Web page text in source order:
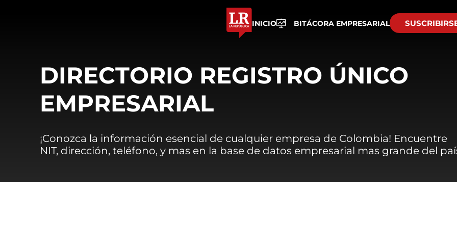
INICIO BITÁCORA EMPRESARIAL
DIRECTORIO REGISTRO ÚNICO
EMPRESARIAL
¡Conozca la información esencial de cualquier empresa de Colombia! Encuentre
NIT, dirección, teléfono, y mas en la base de datos empresarial mas grande del